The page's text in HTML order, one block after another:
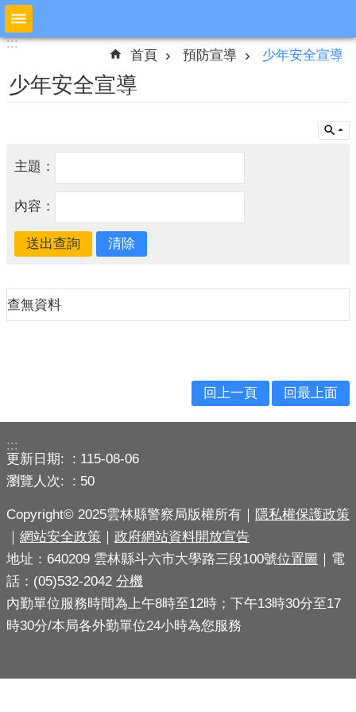
跳到主要內容區塊
搜
尋
公
欄
本
介
預
意
廣
場
便
民
服
務
政
府
公
開
::::::
首頁 預防宣導 少年安全宣導
少年安全宣導
主題：
內容：
查無資料
回上一頁 回最上面
:::
更新日期:
115-08-06
瀏覽人次:
50
Copyright© 2025雲林縣警察局版權所有｜ 隱私權保護政策
｜ 網站安全政策 ｜ 政府網站資料開放宣告
地址：640209 雲林縣斗六市大學路三段100號位置圖 ｜電
話：(05)532-2042 分機
內勤單位服務時間為上午8時至12時；下午13時30分至17
時30分/本局各外勤單位24小時為您服務